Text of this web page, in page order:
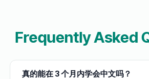
Frequently Asked
真的能在 3 个月内学会中文吗？